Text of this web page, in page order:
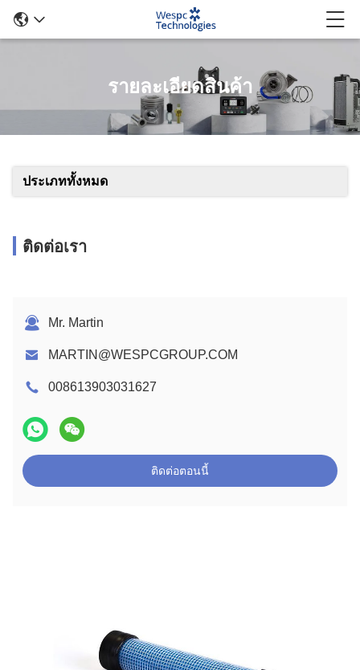
รายละเอียดสินค้า
ประเภททั้งหมด
ติดต่อเรา
Mr. Martin
MARTIN@WESPCGROUP.COM
008613903031627
ติดต่อตอนนี้